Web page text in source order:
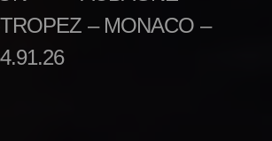
– MONACO –